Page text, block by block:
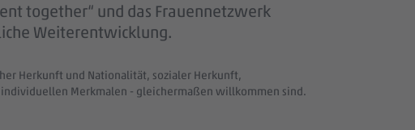
together“ und das Frauennetzwerk
Weiterentwicklung.
Herkunft und Nationalität, sozialer Herkunft,
Merkmalen - gleichermaßen willkommen sind.